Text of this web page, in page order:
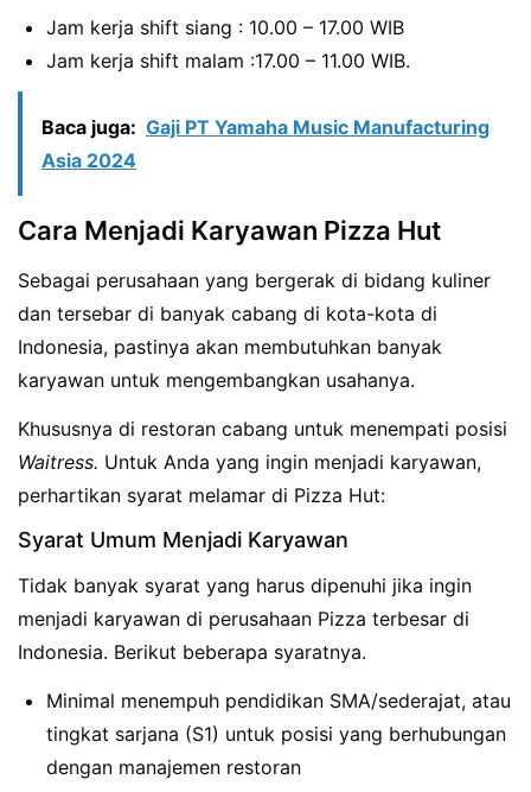
Jam kerja shift siang : 10.00 – 17.00 WIB
Jam kerja shift malam :17.00 – 11.00 WIB.
Baca juga: Gaji PT Yamaha Music Manufacturing
Asia 2024
Cara Menjadi Karyawan Pizza Hut
Sebagai perusahaan yang bergerak di bidang kuliner
dan tersebar di banyak cabang di kota-kota di
Indonesia, pastinya akan membutuhkan banyak
karyawan untuk mengembangkan usahanya.
Khususnya di restoran cabang untuk menempati posisi
Waitress. Untuk Anda yang ingin menjadi karyawan,
perhartikan syarat melamar di Pizza Hut:
Syarat Umum Menjadi Karyawan
Tidak banyak syarat yang harus dipenuhi jika ingin
menjadi karyawan di perusahaan Pizza terbesar di
Indonesia. Berikut beberapa syaratnya.
Minimal menempuh pendidikan SMA/sederajat, atau
tingkat sarjana (S1) untuk posisi yang berhubungan
dengan manajemen restoran